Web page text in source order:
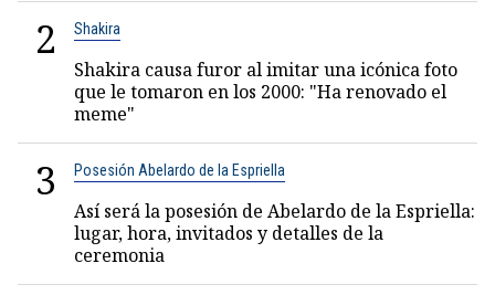
2 Shakira
Shakira causa furor al imitar una icónica foto
que le tomaron en los 2000: "Ha renovado el
meme"
3 Posesión Abelardo de la Espriella
Así será la posesión de Abelardo de la Espriella:
lugar, hora, invitados y detalles de la
ceremonia